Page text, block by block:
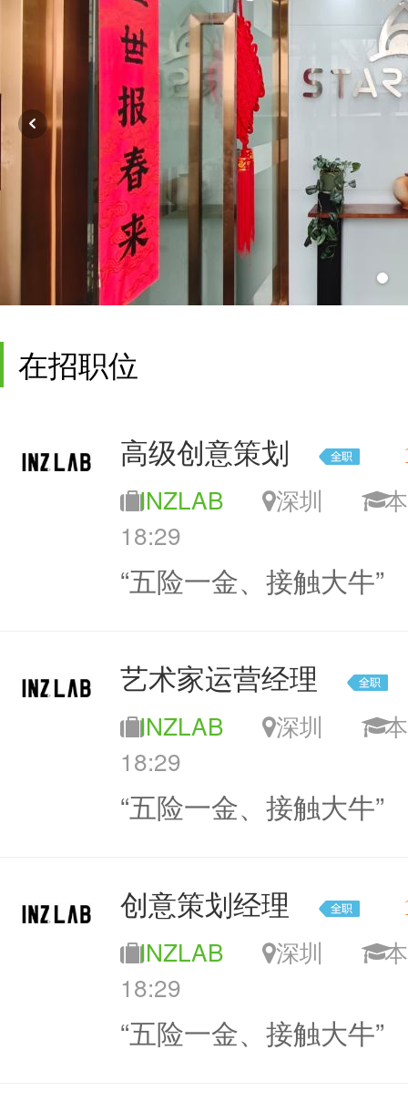
在招职位
高级创意策划
INZLAB 深圳
18:29
“五险一金、接触大牛”
艺术家运营经理
INZLAB 深圳
18:29
“五险一金、接触大牛”
创意策划经理
INZLAB 深圳
18:29
“五险一金、接触大牛”